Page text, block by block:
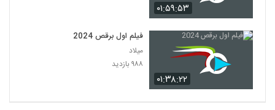
۰۱:۵۹:۵۳
۰۱:۳۸:۲۲
فیلم اول برقص 2024
میلاد
۹۸۸ بازدید